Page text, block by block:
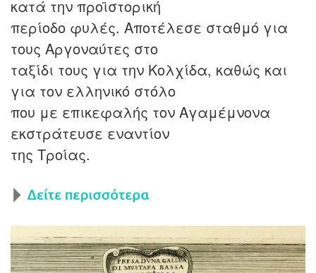
κατά την προϊστορική
περίοδο φυλές. Αποτέλεσε σταθμό για
τους Αργοναύτες στο
ταξίδι τους για την Κολχίδα, καθώς και
για τον ελληνικό στόλο
που με επικεφαλής τον Αγαμέμνονα
εκστράτευσε εναντίον
της Τροίας.